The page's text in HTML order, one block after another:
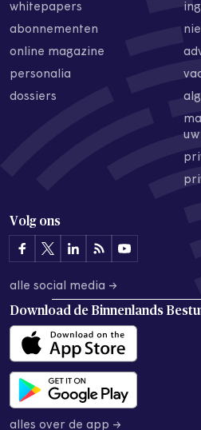
whitepapers
abonnementen
online magazine
personalia
dossiers
Volg ons
alle social media →
Download de Binnenlands
alles over de app →